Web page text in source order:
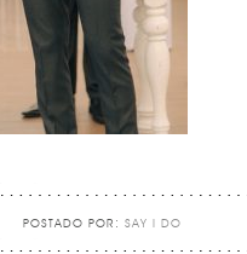
POSTADO POR: SAY I DO